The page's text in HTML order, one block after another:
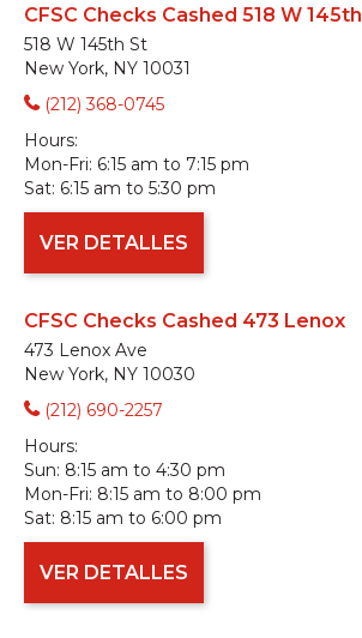
CFSC Checks Cashed 518 W 145th
518 W 145th St
New York, NY 10031
(212) 368-0745
Hours:
Mon-Fri: 6:15 am to 7:15 pm
Sat: 6:15 am to 5:30 pm
VER DETALLES
CFSC Checks Cashed 473 Lenox
473 Lenox Ave
New York, NY 10030
(212) 690-2257
Hours:
Sun: 8:15 am to 4:30 pm
Mon-Fri: 8:15 am to 8:00 pm
Sat: 8:15 am to 6:00 pm
VER DETALLES